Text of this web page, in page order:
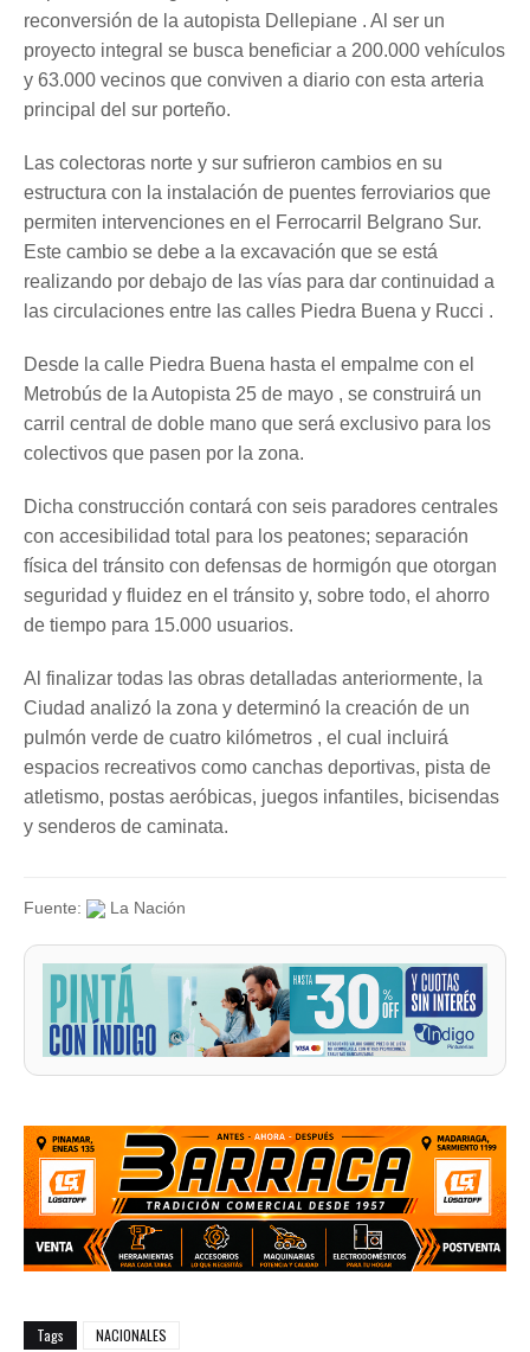
reconversión de la autopista Dellepiane . Al ser un
proyecto integral se busca beneficiar a 200.000 vehículos
y 63.000 vecinos que conviven a diario con esta arteria
principal del sur porteño.
Las colectoras norte y sur sufrieron cambios en su
estructura con la instalación de puentes ferroviarios que
permiten intervenciones en el Ferrocarril Belgrano Sur.
Este cambio se debe a la excavación que se está
realizando por debajo de las vías para dar continuidad a
las circulaciones entre las calles Piedra Buena y Rucci .
Desde la calle Piedra Buena hasta el empalme con el
Metrobús de la Autopista 25 de mayo , se construirá un
carril central de doble mano que será exclusivo para los
colectivos que pasen por la zona.
Dicha construcción contará con seis paradores centrales
con accesibilidad total para los peatones; separación
física del tránsito con defensas de hormigón que otorgan
seguridad y fluidez en el tránsito y, sobre todo, el ahorro
de tiempo para 15.000 usuarios.
Al finalizar todas las obras detalladas anteriormente, la
Ciudad analizó la zona y determinó la creación de un
pulmón verde de cuatro kilómetros , el cual incluirá
espacios recreativos como canchas deportivas, pista de
atletismo, postas aeróbicas, juegos infantiles, bicisendas
y senderos de caminata.
Fuente: La Nación
Tags NACIONALES